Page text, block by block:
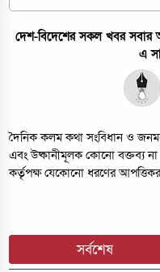
দেশ-বিদেশের সকল খবর
এ
দৈনিক কলম কথা সংবিধান ও
এবং উষ্কানীমূলক কোনো বক্তব্য
কর্তৃপক্ষ যেকোনো ধরণের আপত্তিকর
সর্বশেষ